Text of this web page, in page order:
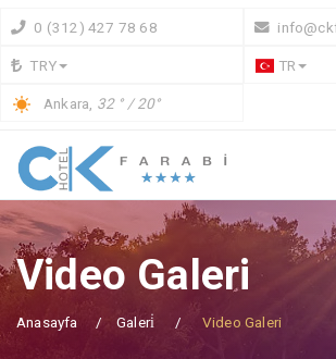
0 (312) 427 78 68
TRY TR
Ankara, 32 ° / 20°
Video Galeri
Anasayfa Galeri̇ Video Galeri